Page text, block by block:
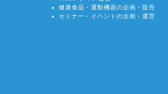
健康食品・運動機器の企画・販売
セミナー・イベントの企画・運営